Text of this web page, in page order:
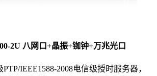
2U 八网口+晶振+铷钟+万兆光口
IEEE1588-2008电信级授时服务器，